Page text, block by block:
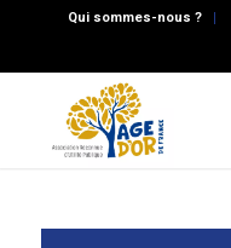
Qui sommes-nous ?